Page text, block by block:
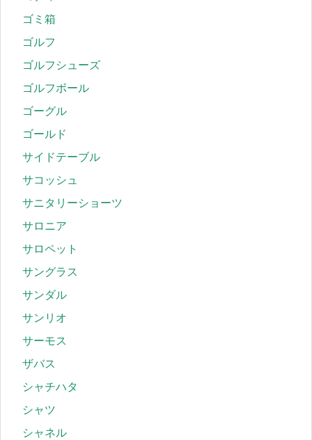
ゴミ箱
ゴルフ
ゴルフシューズ
ゴルフボール
ゴーグル
ゴールド
サイドテーブル
サコッシュ
サニタリーショーツ
サロニア
サロペット
サングラス
サンダル
サンリオ
サーモス
ザバス
シャチハタ
シャツ
シャネル